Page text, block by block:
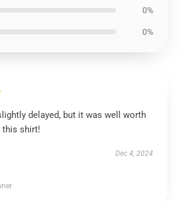
0%
0%
delayed, but it was well worth
this shirt!
Dec 4, 2024